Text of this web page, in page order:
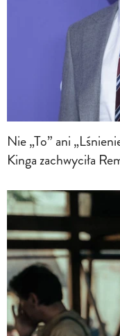
Nie „To” ani
Kinga zachwyciła